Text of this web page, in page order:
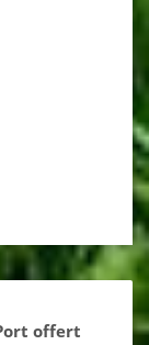
offert